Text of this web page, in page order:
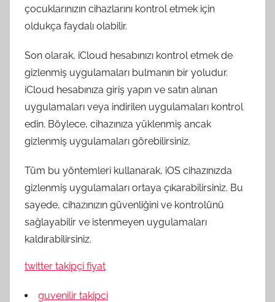
çocuklarınızın cihazlarını kontrol etmek için
oldukça faydalı olabilir.
Son olarak, iCloud hesabınızı kontrol etmek de
gizlenmiş uygulamaları bulmanın bir yoludur.
iCloud hesabınıza giriş yapın ve satın alınan
uygulamaları veya indirilen uygulamaları kontrol
edin. Böylece, cihazınıza yüklenmiş ancak
gizlenmiş uygulamaları görebilirsiniz.
Tüm bu yöntemleri kullanarak, iOS cihazınızda
gizlenmiş uygulamaları ortaya çıkarabilirsiniz. Bu
sayede, cihazınızın güvenliğini ve kontrolünü
sağlayabilir ve istenmeyen uygulamaları
kaldırabilirsiniz.
twitter takipçi fiyat
guvenilir takipci